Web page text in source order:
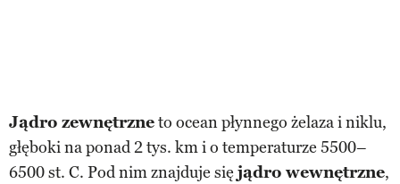
Jądro zewnętrzneto ocean płynnego żelaza i niklu,
głęboki na ponad 2 tys. km i o temperaturze 5500–
6500 st. C. Pod nim znajduje się jądro wewnętrzne,